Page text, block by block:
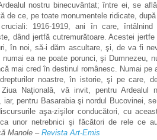
nostru binecuvântat; între ei, se
ce, pe toate monumentele ridicate,
1916-1919, ani în care,
dând jertfă cutremurătoare. Acestei
în noi, să-i dăm ascultare, şi, de va fi
ea ne poate porunci, şi Dumnezeu,
mai cred în destinul românesc. Numai pe
noastre, în istorie, şi pe care,
Naţională, vă invit, pentru Ardealul
pentru Basarabia şi nordul Bucovinei,
aşa-zişilor conducători, cu
unor netrebnici şi făcători de rele ce
Manole –Revista Art-Emis